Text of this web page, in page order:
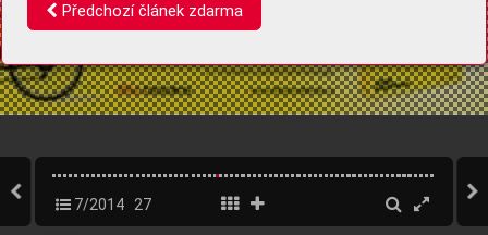
7/2014 27
Předchozí článek zdarma